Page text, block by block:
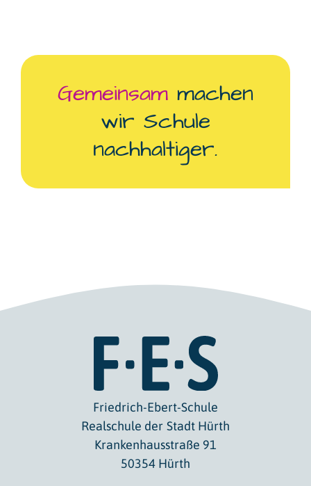
Gemeinsam machen
wir Schule
nachhaltiger.
Friedrich-Ebert-Schule
Realschule der Stadt Hürth
Krankenhausstraße 91
50354 Hürth